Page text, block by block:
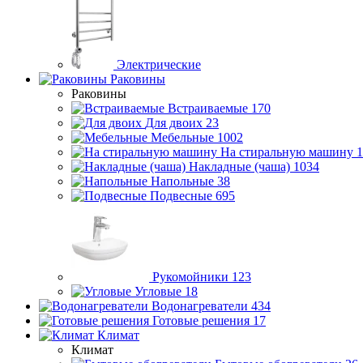
Электрические
Раковины
Раковины
Встраиваемые 170
Для двоих 23
Мебельные 1002
На стиральную машину
Накладные (чаша) 1034
Напольные 38
Подвесные 695
Рукомойники 123
Угловые 18
Водонагреватели 434
Готовые решения 17
Климат
Климат